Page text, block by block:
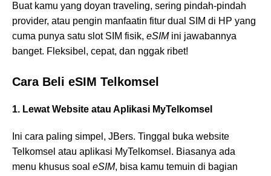
Buat kamu yang doyan traveling, sering pindah-pindah
provider, atau pengin manfaatin fitur dual SIM di HP yang
cuma punya satu slot SIM fisik, eSIM ini jawabannya
banget. Fleksibel, cepat, dan nggak ribet!
Cara Beli eSIM Telkomsel
1. Lewat Website atau Aplikasi MyTelkomsel
Ini cara paling simpel, JBers. Tinggal buka website
Telkomsel atau aplikasi MyTelkomsel. Biasanya ada
menu khusus soal eSIM, bisa kamu temuin di bagian